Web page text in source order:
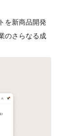
を新商品開発
のさらなる成